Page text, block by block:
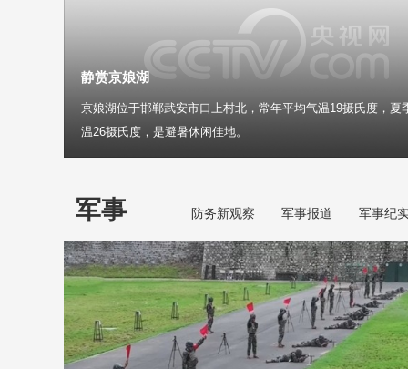
静赏京娘湖
京娘湖位于邯郸武安市口上村北，常年平均气温19摄氏度，夏
温26摄氏度，是避暑休闲佳地。
军事 防务新观察 军事报道 军事纪